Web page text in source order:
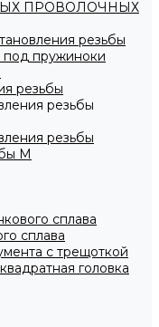
ПРОВОЛОЧНЫХ
резьбы
под пружиноки
резьбы
резьбы
резьбы
M
сплава
сплава
с трещоткой
головка